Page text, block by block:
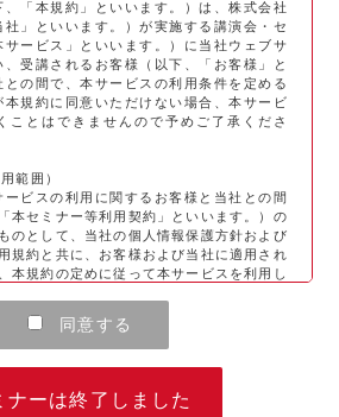
、「本規約」といいます。）は、株式会社
社」といいます。）が実施する講演会・セ
サービス」といいます。）に当社ウェブサ
受講されるお客様（以下、「お客様」と
との間で、本サービスの利用条件を定める
本規約に同意いただけない場合、本サービ
ことはできませんので予めご了承くださ
範囲）
ビスの利用に関するお客様と当社との間
本セミナー等利用契約」といいます。）の
のとして、当社の個人情報保護方針および
規約と共に、お客様および当社に適用され
本規約の定めに従って本サービスを利用し
る本サービスには、当社が別途提供する
ビスの会員であることを申込みの条件とす
ナー、また、有料のものも含まれます。な
サービスは、当社が医療関係者等（医療関
外の一般消費者）を対象として提供するサ
同意する
ナーは終了しました